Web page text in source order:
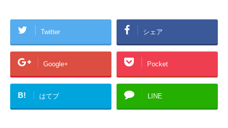
Twitter シェア
Google+ Pocket
B! はてブ LINE